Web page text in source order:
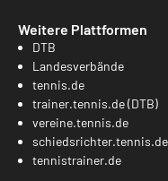
Weitere Plattformen
DTB
Landesverbände
tennis.de
trainer.tennis.de (DTB)
vereine.tennis.de
schiedsrichter.tennis.de
tennistrainer.de